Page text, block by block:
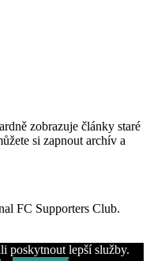
zobrazuje články staré
si zapnout archív a
FC Supporters Club.
poskytnout lepší služby.